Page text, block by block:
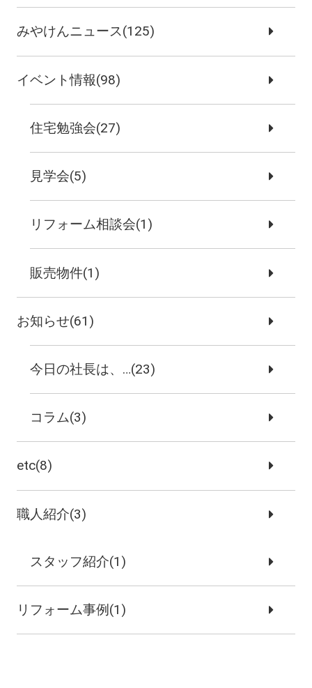
みやけんニュース(125)
イベント情報(98)
住宅勉強会(27)
見学会(5)
リフォーム相談会(1)
販売物件(1)
お知らせ(61)
今日の社長は、…(23)
コラム(3)
etc(8)
職人紹介(3)
スタッフ紹介(1)
リフォーム事例(1)